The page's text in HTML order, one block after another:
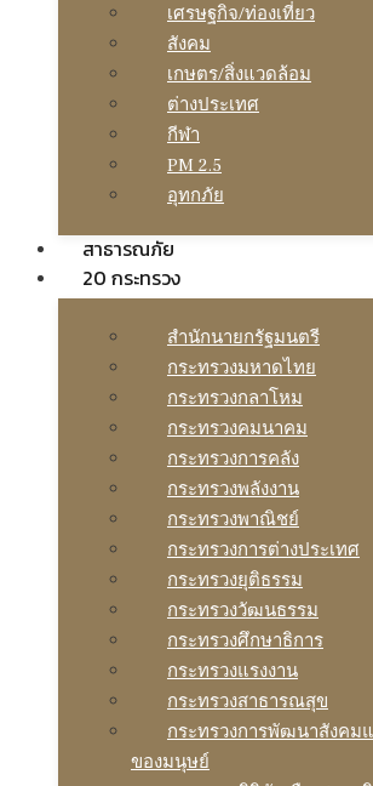
เศรษฐกิจ/ท่องเที่ยว
สังคม
เกษตร/สิ่งแวดล้อม
ต่างประเทศ
กีฬา
PM 2.5
อุทกภัย
สาธารณภัย
20 กระทรวง
สํานักนายกรัฐมนตรี
กระทรวงมหาดไทย
กระทรวงกลาโหม
กระทรวงคมนาคม
กระทรวงการคลัง
กระทรวงพลังงาน
กระทรวงพาณิชย์
กระทรวงการต่างประเทศ
กระทรวงยุติธรรม
กระทรวงวัฒนธรรม
กระทรวงศึกษาธิการ
กระทรวงแรงงาน
กระทรวงสาธารณสุข
กระทรวงการพัฒนาสังคม
ของมนุษย์